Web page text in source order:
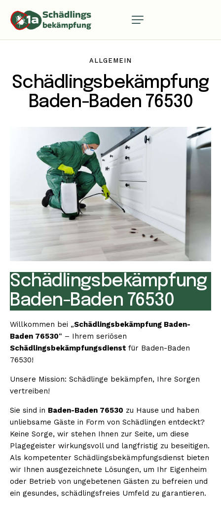
ALLGEMEIN
Schädlingsbekämpfung
Baden-Baden 76530
Schädlingsbekämpfung
Baden-Baden 76530
Willkommen bei „Schädlingsbekämpfung Baden-
Baden 76530“ – Ihrem seriösen
Schädlingsbekämpfungsdienst für Baden-Baden
76530!
Unsere Mission: Schädlinge bekämpfen, Ihre Sorgen
vertreiben!
Sie sind in Baden-Baden 76530 zu Hause und haben
unliebsame Gäste in Form von Schädlingen entdeckt?
Keine Sorge, wir stehen Ihnen zur Seite, um diese
Plagegeister wirkungsvoll und langfristig zu beseitigen.
Als kompetenter Schädlingsbekämpfungsdienst bieten
wir Ihnen ausgezeichnete Lösungen, um Ihr Eigenheim
oder Betrieb von ungebetenen Gästen zu befreien und
ein gesundes, schädlingsfreies Umfeld zu garantieren.